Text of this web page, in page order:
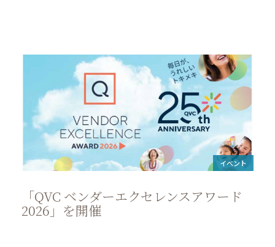
イベント
「QVC ベンダーエクセレンスアワード
2026」を開催